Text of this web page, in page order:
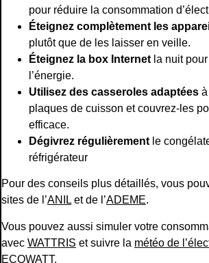
pour réduire la consommation
Éteignez complètement les
plutôt que de les laisser en veille.
Éteignez la box Internet la nuit
l’énergie.
Utilisez des casseroles adaptées
plaques de cuisson et couvrez-les
efficace.
Dégivrez régulièrement le
réfrigérateur
Pour des conseils plus détaillés, vous
sites de l’ANIL et de l’ADEME.
Vous pouvez aussi simuler votre
avec WATTRIS et suivre la météo de
ECOWATT.